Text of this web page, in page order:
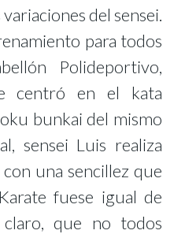
del sensei.
para todos
Polideportivo,
centró en el kata
bunkai del mismo
sensei Luis realiza
una sencillez que
fuese igual de
que no todos